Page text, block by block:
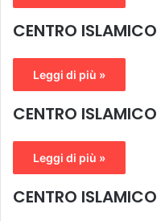
CENTRO ISLAMICO
Leggi di più »
CENTRO ISLAMICO
Leggi di più »
CENTRO ISLAMICO